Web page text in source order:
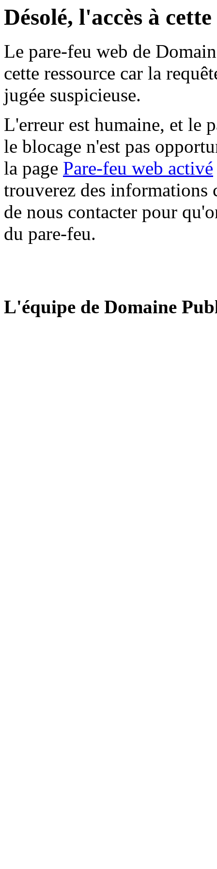
Désolé, l'accès à
Le pare-feu web de
cette ressource car la
jugée suspicieuse.
L'erreur est humaine, et le
le blocage n'est pas
la page Pare-feu web activé
trouverez des informations
de nous contacter pour
du pare-feu.
L'équipe de Domaine